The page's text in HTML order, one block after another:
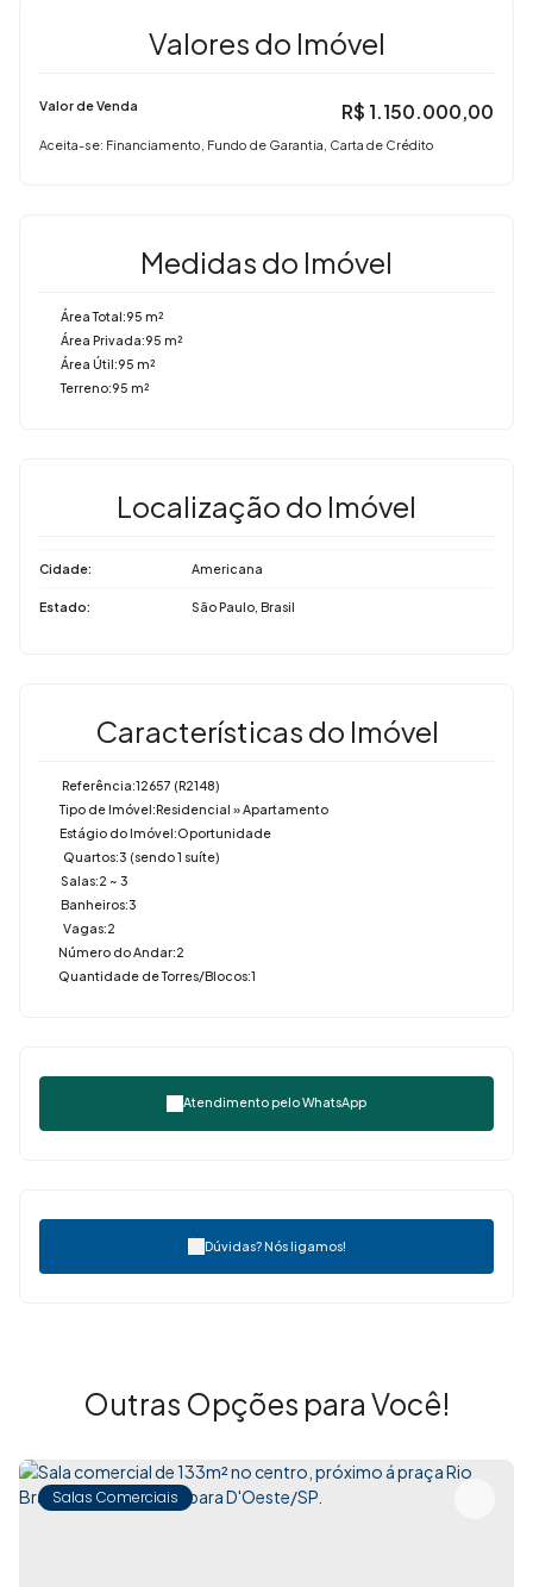
Valores do Imóvel
R$ 1.150.000,00
Valor de Venda
Aceita-se: Financiamento, Fundo de Garantia, Carta de Crédito
Medidas do Imóvel
Área Total:95 m²
Área Privada:95 m²
Área Útil:95 m²
Terreno:95 m²
Localização do Imóvel
Cidade: Americana
Estado: São Paulo, Brasil
Características do Imóvel
Referência:12657 (R2148)
Tipo de Imóvel:Residencial » Apartamento
Estágio do Imóvel:Oportunidade
Quartos:3 (sendo 1 suíte)
Salas:2 ~ 3
Banheiros:3
Vagas:2
Número do Andar:2
Quantidade de Torres/Blocos:1
Atendimento peloWhatsApp
Dúvidas? Nós ligamos!
Outras Opções para Você!
Salas Comerciais